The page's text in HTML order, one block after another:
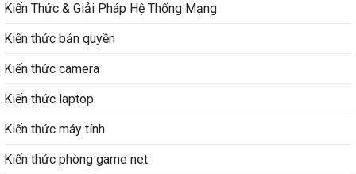
Kiến Thức & Giải Pháp Hệ Thống Mạng
Kiến thức bản quyền
Kiến thức camera
Kiến thức laptop
Kiến thức máy tính
Kiến thức phòng game net